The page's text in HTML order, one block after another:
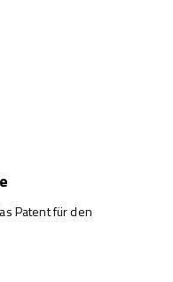
Patent für den